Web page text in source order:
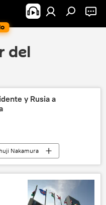
del
y Rusia a
Nakamura
Rusia